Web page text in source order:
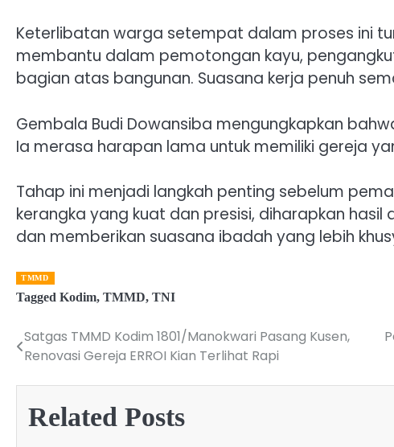
Keterlibatan warga setempat dalam proses ini
membantu dalam pemotongan kayu,
bagian atas bangunan. Suasana kerja penuh
Gembala Budi Dowansiba mengungkapkan
Ia merasa harapan lama untuk memiliki gereja
Tahap ini menjadi langkah penting sebelum
kerangka yang kuat dan presisi, diharapkan
dan memberikan suasana ibadah yang lebih
TMMD
Tagged Kodim, TMMD, TNI
Post
Satgas TMMD Kodim 1801/Manokwari Pasang Kusen,
Renovasi Gereja ERROI Kian Terlihat Rapi
Related Posts